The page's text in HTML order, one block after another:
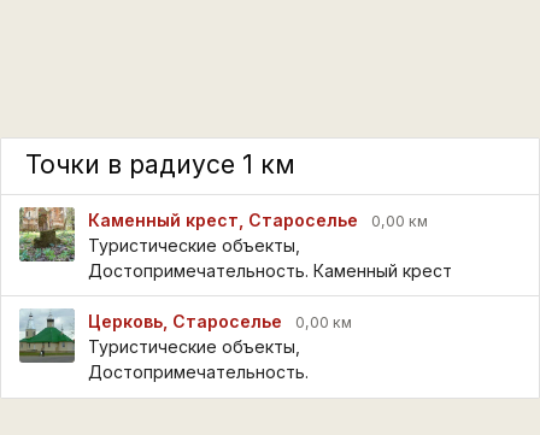
Точки в радиусе 1 км
Каменный крест, Староселье 0,00 км
Туристические объекты,
Достопримечательность. Каменный крест
Церковь, Староселье 0,00 км
Туристические объекты,
Достопримечательность.